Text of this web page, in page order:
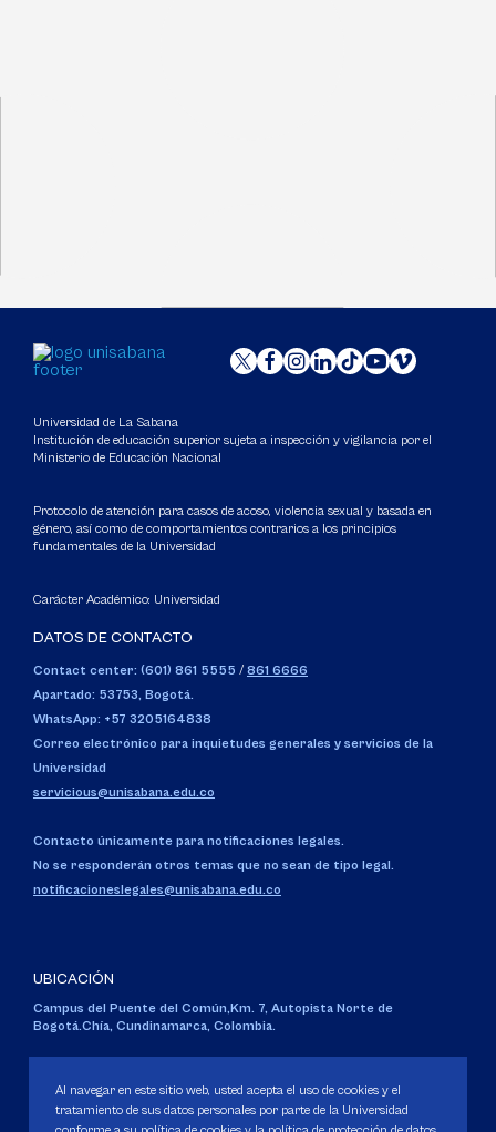
Universidad de La Sabana
Institución de educación superior sujeta a inspección y vigilancia por el
Ministerio de Educación Nacional
Protocolo de atención para casos de acoso, violencia sexual y basada en
género, así como de comportamientos contrarios a los principios
fundamentales de la Universidad
Carácter Académico: Universidad
DATOS DE CONTACTO
Contact center: (601) 861 5555 / 861 6666
Apartado: 53753, Bogotá.
WhatsApp: +57 3205164838
Correo electrónico para inquietudes generales y servicios de la
Universidad
servicious@unisabana.edu.co
Contacto únicamente para notificaciones legales.
No se responderán otros temas que no sean de tipo legal.
notificacioneslegales@unisabana.edu.co
UBICACIÓN
Campus del Puente del Común,Km. 7, Autopista Norte de
Bogotá.Chía, Cundinamarca, Colombia.
Personería Jurídica:Resolución 130 del 14 de enero de 1980.
Ministerio de Educación Nacional.
Al navegar en este sitio web, usted acepta el uso de cookies y el
tratamiento de sus datos personales por parte de la Universidad